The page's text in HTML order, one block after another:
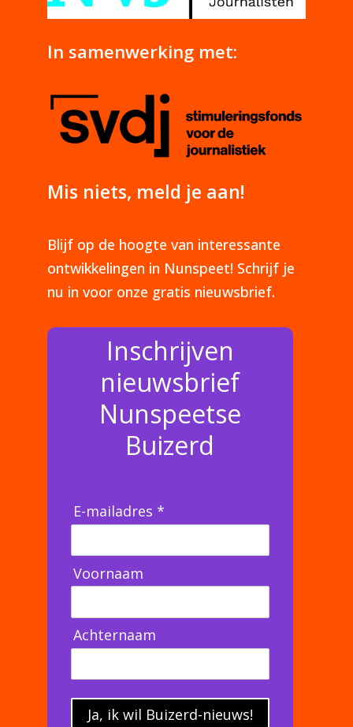
In samenwerking met:
Mis niets, meld je aan!
Blijf op de hoogte van interessante
ontwikkelingen in Nunspeet! Schrijf je
nu in voor onze gratis nieuwsbrief.
Inschrijven
nieuwsbrief
Nunspeetse
Buizerd
E-mailadres *
Voornaam
Achternaam
Ja, ik wil Buizerd-nieuws!